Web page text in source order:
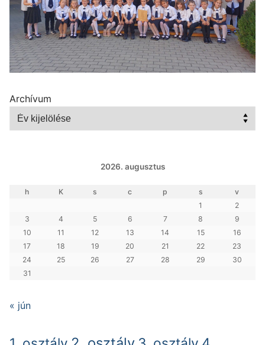
Archívum
2026. augusztus
h K s c p s
v
1
2
3
4 5 6 7 8
9
10
11 12 13 14 15
16
17
18 19 20 21 22
23
24
25 26 27 28 29
30
31
« jún